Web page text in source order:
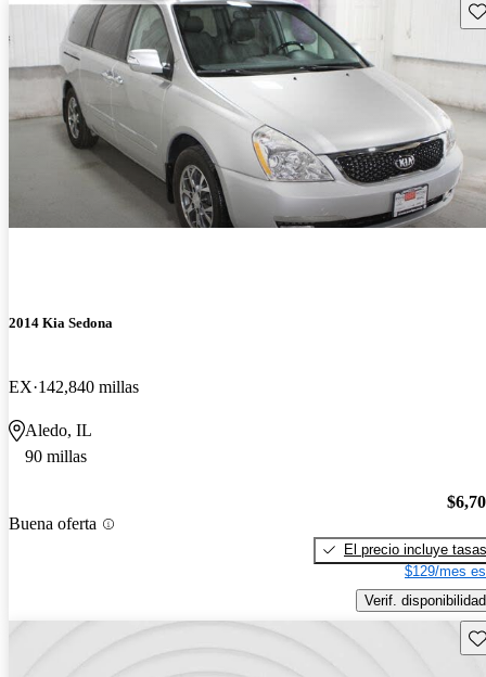
2014 Kia Sedona
EX 142,840 millas
Aledo, IL
90 millas
Buena oferta
El precio incluye tasas
$129/mes
Verif. disponibilidad